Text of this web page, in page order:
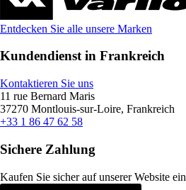
Entdecken Sie alle unsere Marken
Kundendienst in Frankreich
Kontaktieren Sie uns
11 rue Bernard Maris
37270 Montlouis-sur-Loire, Frankreich
+33 1 86 47 62 58
Sichere Zahlung
Kaufen Sie sicher auf unserer Website ein